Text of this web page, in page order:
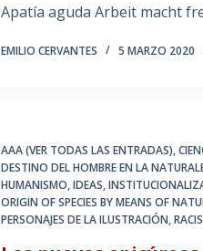
Apatía aguda Arbeit macht
EMILIO CERVANTES 5 MARZO 2020
AAA (VER TODAS LAS ENTRADAS),
DESTINO DEL HOMBRE EN LA
HUMANISMO,IDEAS,
ORIGIN OF SPECIES BY MEANS OF
PERSONAJES DE LA ILUSTRACIÓN,